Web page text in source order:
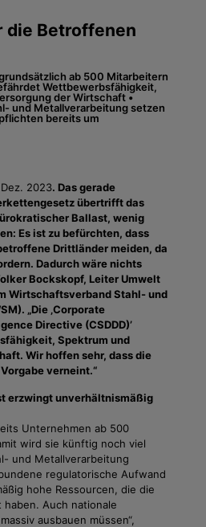
die Betroffenen
ab 500 Mitarbeitern
Wettbewerbsfähigkeit,
der Wirtschaft •
und Metallverarbeitung setzen
bereits um
2023. Das gerade
übertrifft das
Ballast, wenig
Es ist zu befürchten, dass
Drittländer meiden, da
Dadurch wäre nichts
Bockskopf, Leiter Umwelt
Wirtschaftsverband Stahl- und
„Die ‚Corporate
Directive (CSDDD)’
Spektrum und
Wir hoffen sehr, dass die
verneint.“
erzwingt unverhältnismäßig
Unternehmen ab 500
wird sie künftig noch viel
und Metallverarbeitung
regulatorische Aufwand
hohe Ressourcen, die die
Auch nationale
ausbauen müssen“,